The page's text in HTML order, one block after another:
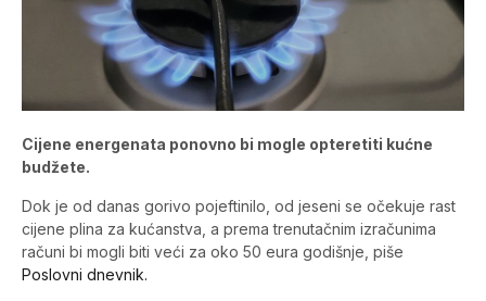
Cijene energenata ponovno bi mogle opteretiti kućne
budžete.
Dok je od danas gorivo pojeftinilo, od jeseni se očekuje rast
cijene plina za kućanstva, a prema trenutačnim izračunima
računi bi mogli biti veći za oko 50 eura godišnje, piše
Poslovni dnevnik.